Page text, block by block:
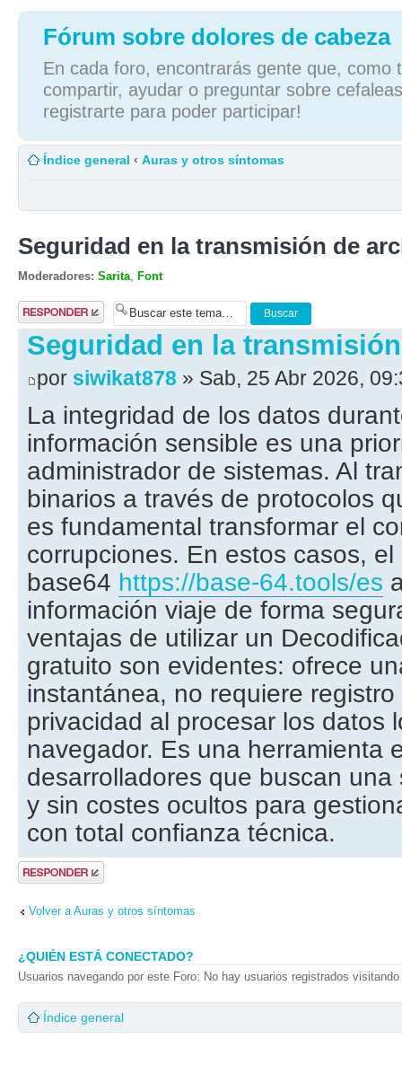
Fórum sobre dolores de cabeza
En cada foro, encontrarás gente que, como
compartir, ayudar o preguntar sobre
registrarte para poder participar!
Índice general ‹ Auras y otros síntomas
Seguridad en la transmisión de
Moderadores: Sarita Font
Publicar una
respuesta
Seguridad en la
por siwikat878 » Sab, 25 Abr 2026,
La integridad de los datos
información sensible es una
administrador de sistemas. Al
binarios a través de protocolos
es fundamental transformar el
corrupciones. En estos casos,
base64 https://base-64.tools/es
información viaje de forma
ventajas de utilizar un
gratuito son evidentes: ofrece
instantánea, no requiere
privacidad al procesar los datos
navegador. Es una herramienta
desarrolladores que buscan
y sin costes ocultos para
con total confianza técnica.
Publicar una
respuesta
Volver a Auras y otros síntomas
¿QUIÉN ESTÁ CONECTADO?
Usuarios navegando por este Foro: No hay usuarios registrados
Índice general